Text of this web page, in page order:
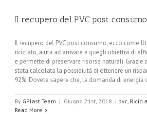
Il recupero del PVC post
Il recupero del PVC post consumo, ecco come
riciclato, aiuta ad arrivare a quegli obiettivi di
e permette di preservare risorse naturali. Grazie
stata calcolata la possibilità di ottenere un
92%. Dovete sapere che, la domanda di energia
By GPlast Team | Giugno 21st, 2018 | pvc,
Read More